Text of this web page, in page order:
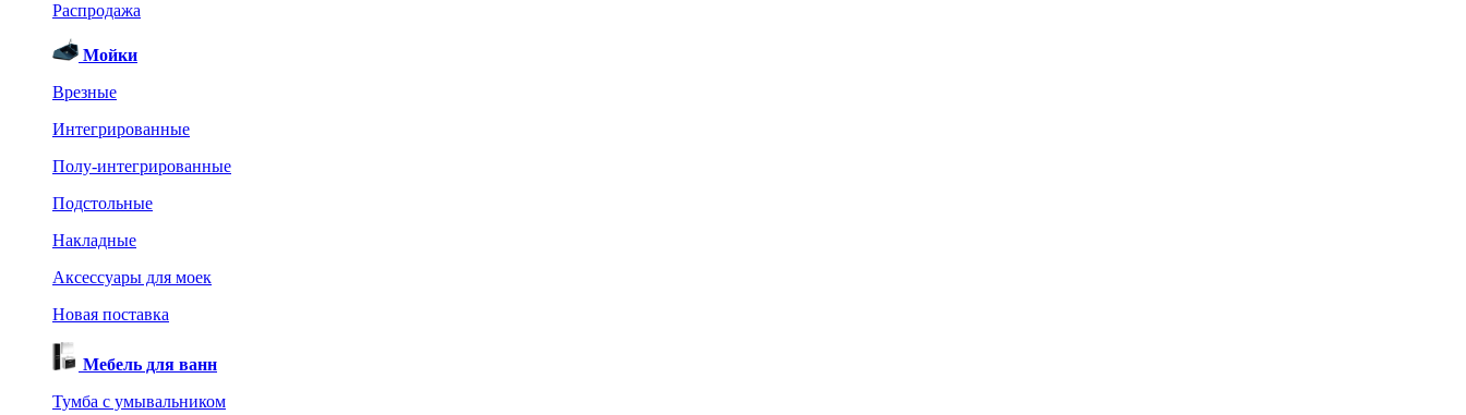
Распродажа
Мойки
Врезные
Интегрированные
Полу-интегрированные
Подстольные
Накладные
Аксессуары для моек
Новая поставка
Мебель для ванн
Тумба с умывальником